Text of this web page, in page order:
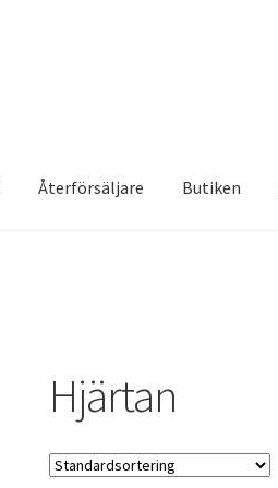
Återförsäljare Butiken
Hjärtan